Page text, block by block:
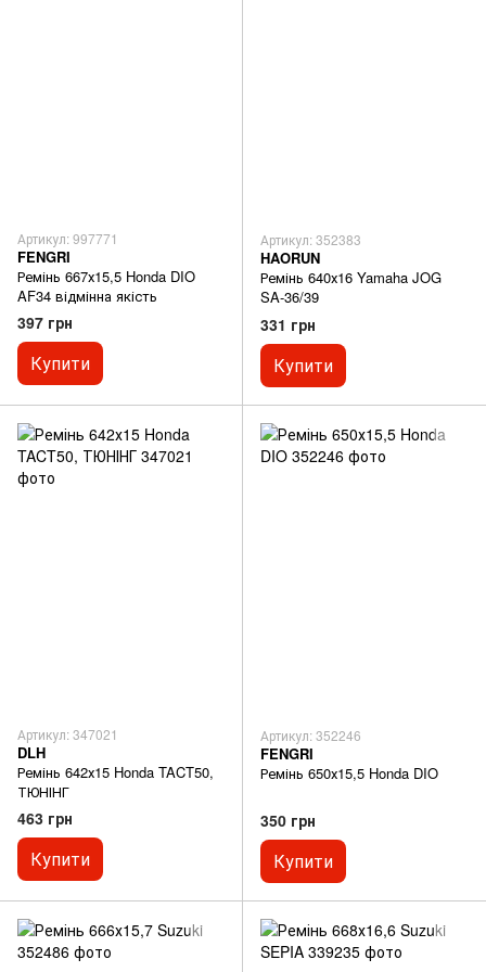
Артикул: 997771
FENGRI
Ремінь 667х15,5 Honda DIO
AF34 відмінна якість
397 грн
Купити
Артикул: 352383
HAORUN
Ремінь 640х16 Yamaha JOG
SA-36/39
331 грн
Купити
Артикул: 347021
DLH
Ремінь 642х15 Honda TACT50,
ТЮНІНГ
463 грн
Купити
Артикул: 352246
FENGRI
Ремінь 650х15,5 Honda DIO
350 грн
Купити